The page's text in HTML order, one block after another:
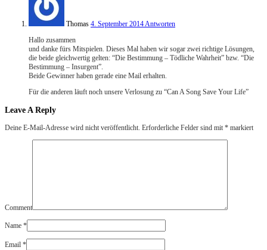
Thomas 4. September 2014Antworten
Hallo zusammen
und danke fürs Mitspielen. Dieses Mal haben wir sogar zwei richtige Lösungen,
die beide gleichwertig gelten: “Die Bestimmung – Tödliche Wahrheit” bzw. “Die
Bestimmung – Insurgent”.
Beide Gewinner haben gerade eine Mail erhalten.
Für die anderen läuft noch unsere Verlosung zu “Can A Song Save Your Life”
Leave A Reply
Deine E-Mail-Adresse wird nicht veröffentlicht. Erforderliche Felder sind mit * markiert
Comment
Name *
Email *